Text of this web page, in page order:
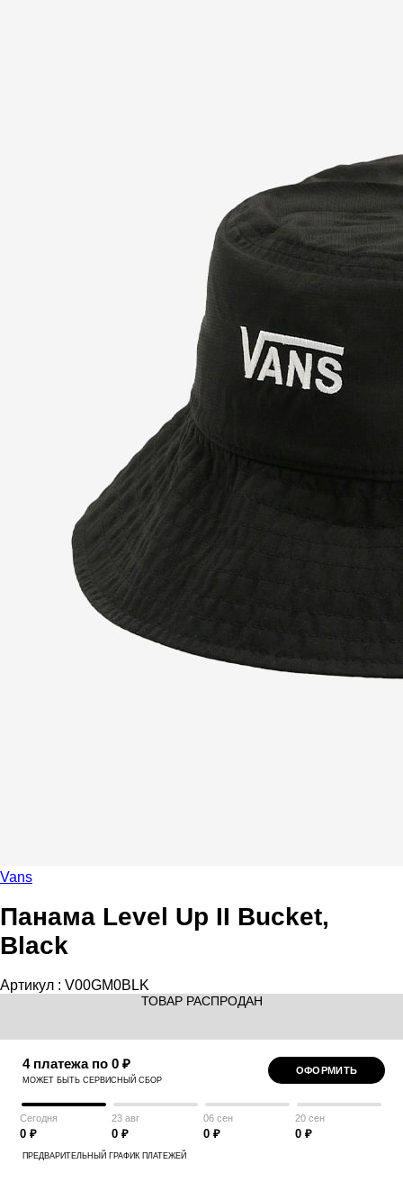
Vans
Панама Level Up II Bucket,
Black
Артикул : V00GM0BLK
ТОВАР РАСПРОДАН
4 платежа по 0 ₽
МОЖЕТ БЫТЬ СЕРВИСНЫЙ СБОР
ОФОРМИТЬ
Сегодня
0 ₽
23 авг
0 ₽
06 сен
0 ₽
20 сен
0 ₽
ПРЕДВАРИТЕЛЬНЫЙ ГРАФИК ПЛАТЕЖЕЙ